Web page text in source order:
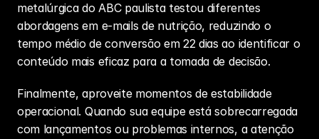
metalúrgica do ABC paulista testou diferentes
abordagens em e-mails de nutrição, reduzindo o
tempo médio de conversão em 22 dias ao identificar o
conteúdo mais eficaz para a tomada de decisão.
Finalmente, aproveite momentos de estabilidade
operacional. Quando sua equipe está sobrecarregada
com lançamentos ou problemas internos, a atenção